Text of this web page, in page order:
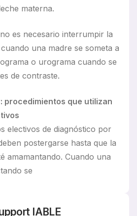
materna.
es necesario interrumpir la
una madre se someta a
o urograma cuando se
de contraste.
procedimientos que utilizan
electivos de diagnóstico por
postergarse hasta que la
amamantando. Cuando una
se
IABLE